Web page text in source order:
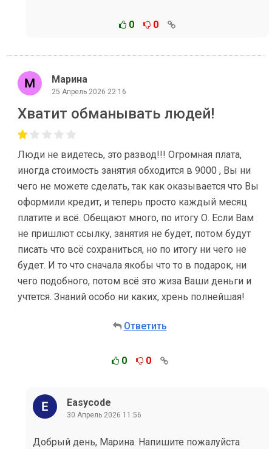
0 0
Марина
25 Апрель 2026 22:16
Хватит обманывать людей!
Люди не видетесь, это развод!!! Огромная плата,
иногда стоимость занятия обходится в 9000 , Вы ни
чего не можете сделать, так как оказывается что Вы
оформили кредит, и теперь просто каждый месяц
платите и всё. Обещают много, по итогу О. Если Вам
не пришлют ссылку, занятия не будет, потом будут
писать что всё сохраниться, но по итогу ни чего не
будет. И то что сначала якобы что то в подарок, ни
чего подобного, потом всё это жиза Ваши деньги и
учтется. Знаний особо ни каких, хрень полнейшая!
Ответить
0 0
Easycode
30 Апрель 2026 11:56
Добрый день, Марина. Напишите пожалуйста